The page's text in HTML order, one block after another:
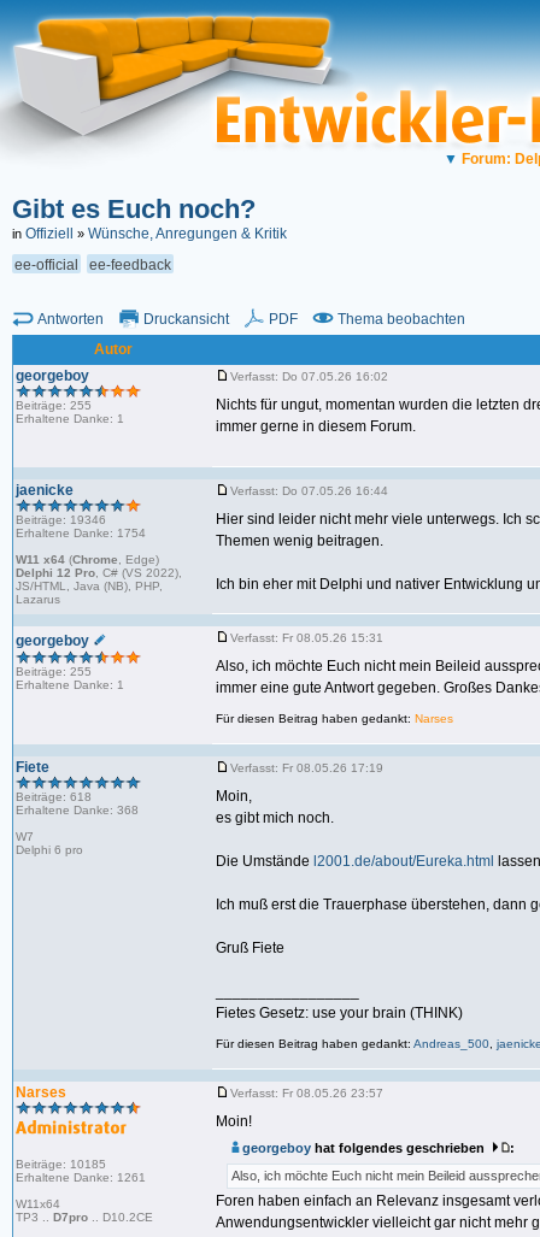
▼ Forum:
Gibt es Euch noch?
in Offiziell » Wünsche, Anregungen & Kritik
ee-official
ee-feedback
Antworten Druckansicht PDF
Thema beobachten
Autor
georgeboy
Beiträge: 255
Erhaltene Danke: 1
Verfasst: Do 07.05.26 16:02
Nichts für ungut, momentan wurden die letzten
immer gerne in diesem Forum.
jaenicke
Beiträge: 19346
Erhaltene Danke: 1754
W11 x64 (Chrome , Edge)
Delphi 12 Pro , C# (VS 2022),
JS/HTML, Java (NB), PHP,
Lazarus
Verfasst: Do 07.05.26 16:44
Hier sind leider nicht mehr viele unterwegs. Ich
Themen wenig beitragen.
Ich bin eher mit Delphi und nativer Entwicklung
georgeboy
Beiträge: 255
Erhaltene Danke: 1
Verfasst: Fr 08.05.26 15:31
Also, ich möchte Euch nicht mein Beileid
immer eine gute Antwort gegeben. Großes
Für diesen Beitrag haben gedankt: Narses
Fiete
Beiträge: 618
Erhaltene Danke: 368
W7
Delphi 6 pro
Verfasst: Fr 08.05.26 17:19
Moin,
es gibt mich noch.
Die Umstände l2001.de/about/Eureka.html
Ich muß erst die Trauerphase überstehen, dann
Gruß Fiete
Fietes Gesetz: use your brain (THINK)
Für diesen Beitrag haben gedankt: Andreas_500
Narses
Beiträge: 10185
Erhaltene Danke: 1261
W11x64
TP3 .. D7pro .. D10.2CE
Verfasst: Fr 08.05.26 23:57
Moin!
georgeboy hat folgendes geschrieben
:
Also, ich möchte Euch nicht mein Beileid
Foren haben einfach an Relevanz insgesamt
Anwendungsentwickler vielleicht gar nicht mehr